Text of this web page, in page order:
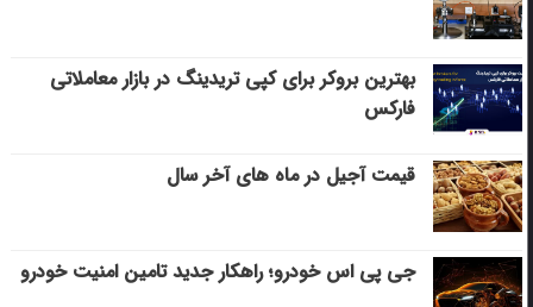
بهترین بروکر برای کپی‌ تریدینگ در بازار معاملاتی
فارکس
قیمت آجیل در ماه های آخر سال
جی پی اس خودرو؛ راهکار جدید تامین امنیت خودرو